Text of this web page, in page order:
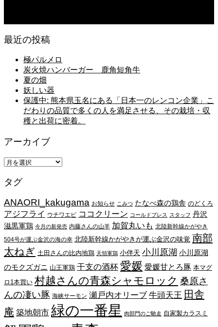
最近の投稿
極パルメロ
炭火焼ハンバーガー 鹿角短角牛
夏の畑
妖しい器
保護中: 熊本県玉名にある「日本一のレンコン企業」こ
だわりの品質で多くの人を満足させる、その栽培・収
穫と出荷に密着。
アーカイブ
ア
カ
ブ
タグ
ANAORI_kakugama お知らせ こみつ たなべ森の鶏舎 のどくろ
アジフライ ウチワエビ ココクリーン コールドプレス スタッフ 丹沢
滋黒軍鶏 今月の新発売 内藤さんの山羊 加賀丸いも 北陸新幹線かがやき
504号が運ぶ金沢の海の幸 北陸新幹線かがやきが運ぶ金沢の味覚 南部
太ねぎ 土田さんの比内地鶏 天領軍鶏 小伴天 小川原湖 小川原湖
のモクズガニ 山王軍鶏 干支の酒杯 愛媛 愛媛甘とろ豚 本マグ
ロ1本買い 村越さんの青森シャモロック 桑原さ
んの凄い豚 海峡サーモン 瀬戸内オリーブ 牛頭天王 田舎
庵 築地朝市 緑の一番星 肉部門のご馳走 自家製カラスミ